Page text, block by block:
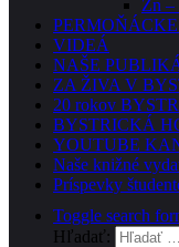
Zn
VIDEÁ
NAŠE
ZA ŽIVA V
20 rokov
BYSTRICKÁ
YOUTUBE
Naše knižné
Príspevky
Toggle search
Hľadať: